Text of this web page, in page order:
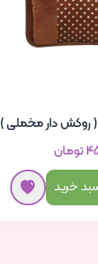
روکش دار مخملی )
خرید